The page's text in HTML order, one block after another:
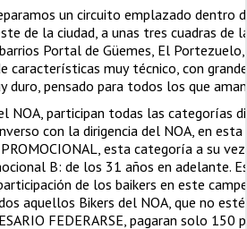
un circuito emplazado dentro
de la ciudad, a unas tres cuadras de
Portal de Güemes, El
características muy técnico, con
duro, pensado para todos los que
NOA, participan todas las categorías
con la dirigencia del NOA, en
esta categoría a su
B: de los 31 años en adelante.
de los baikers en este
aquellos Bikers del NOA, que no
FEDERARSE, pagaran solo 150